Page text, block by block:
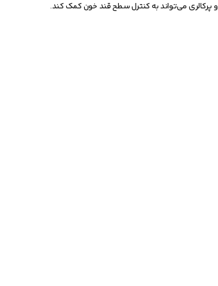
می‌تواند به کنترل سطح قند خون کمک کند.